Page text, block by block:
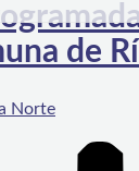
de
Norte